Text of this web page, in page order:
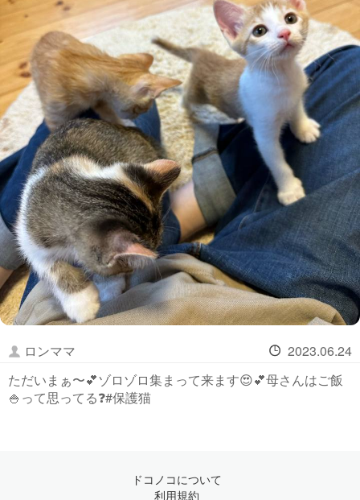
ロンママ
2023.06.24
ただいまぁ〜💕ゾロゾロ集まって来ます😍💕母さんはご飯
🍚って思ってる❓#保護猫
ドコノコについて
利用規約